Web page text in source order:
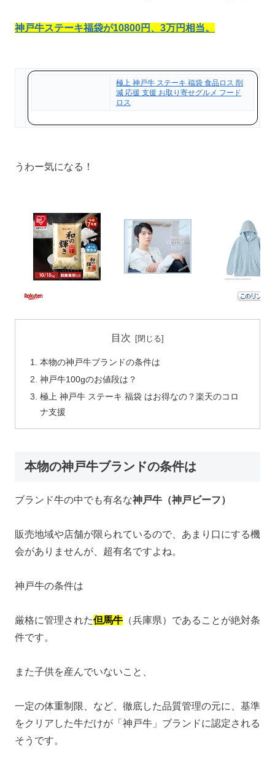
神戸牛ステーキ福袋が10800円、3万円相当。
極上 神戸牛 ステーキ 福袋 食品ロス 削
減 応援 支援 お取り寄せグルメ フード
ロス
うわー気になる！
目次
本物の神戸牛ブランドの条件は
神戸牛100gのお値段は？
極上 神戸牛 ステーキ 福袋 はお得なの？楽天のコロ
ナ支援
本物の神戸牛ブランドの条件は
ブランド牛の中でも有名な神戸牛（神戸ビーフ）
販売地域や店舗が限られているので、あまり口にする機
会がありませんが、超有名ですよね。
神戸牛の条件は
厳格に管理された但馬牛 （兵庫県）であることが絶対条
件です。
また子供を産んでいないこと、
一定の体重制限、など、徹底した品質管理の元に、基準
をクリアした牛だけが「神戸牛」ブランドに認定される
そうです。